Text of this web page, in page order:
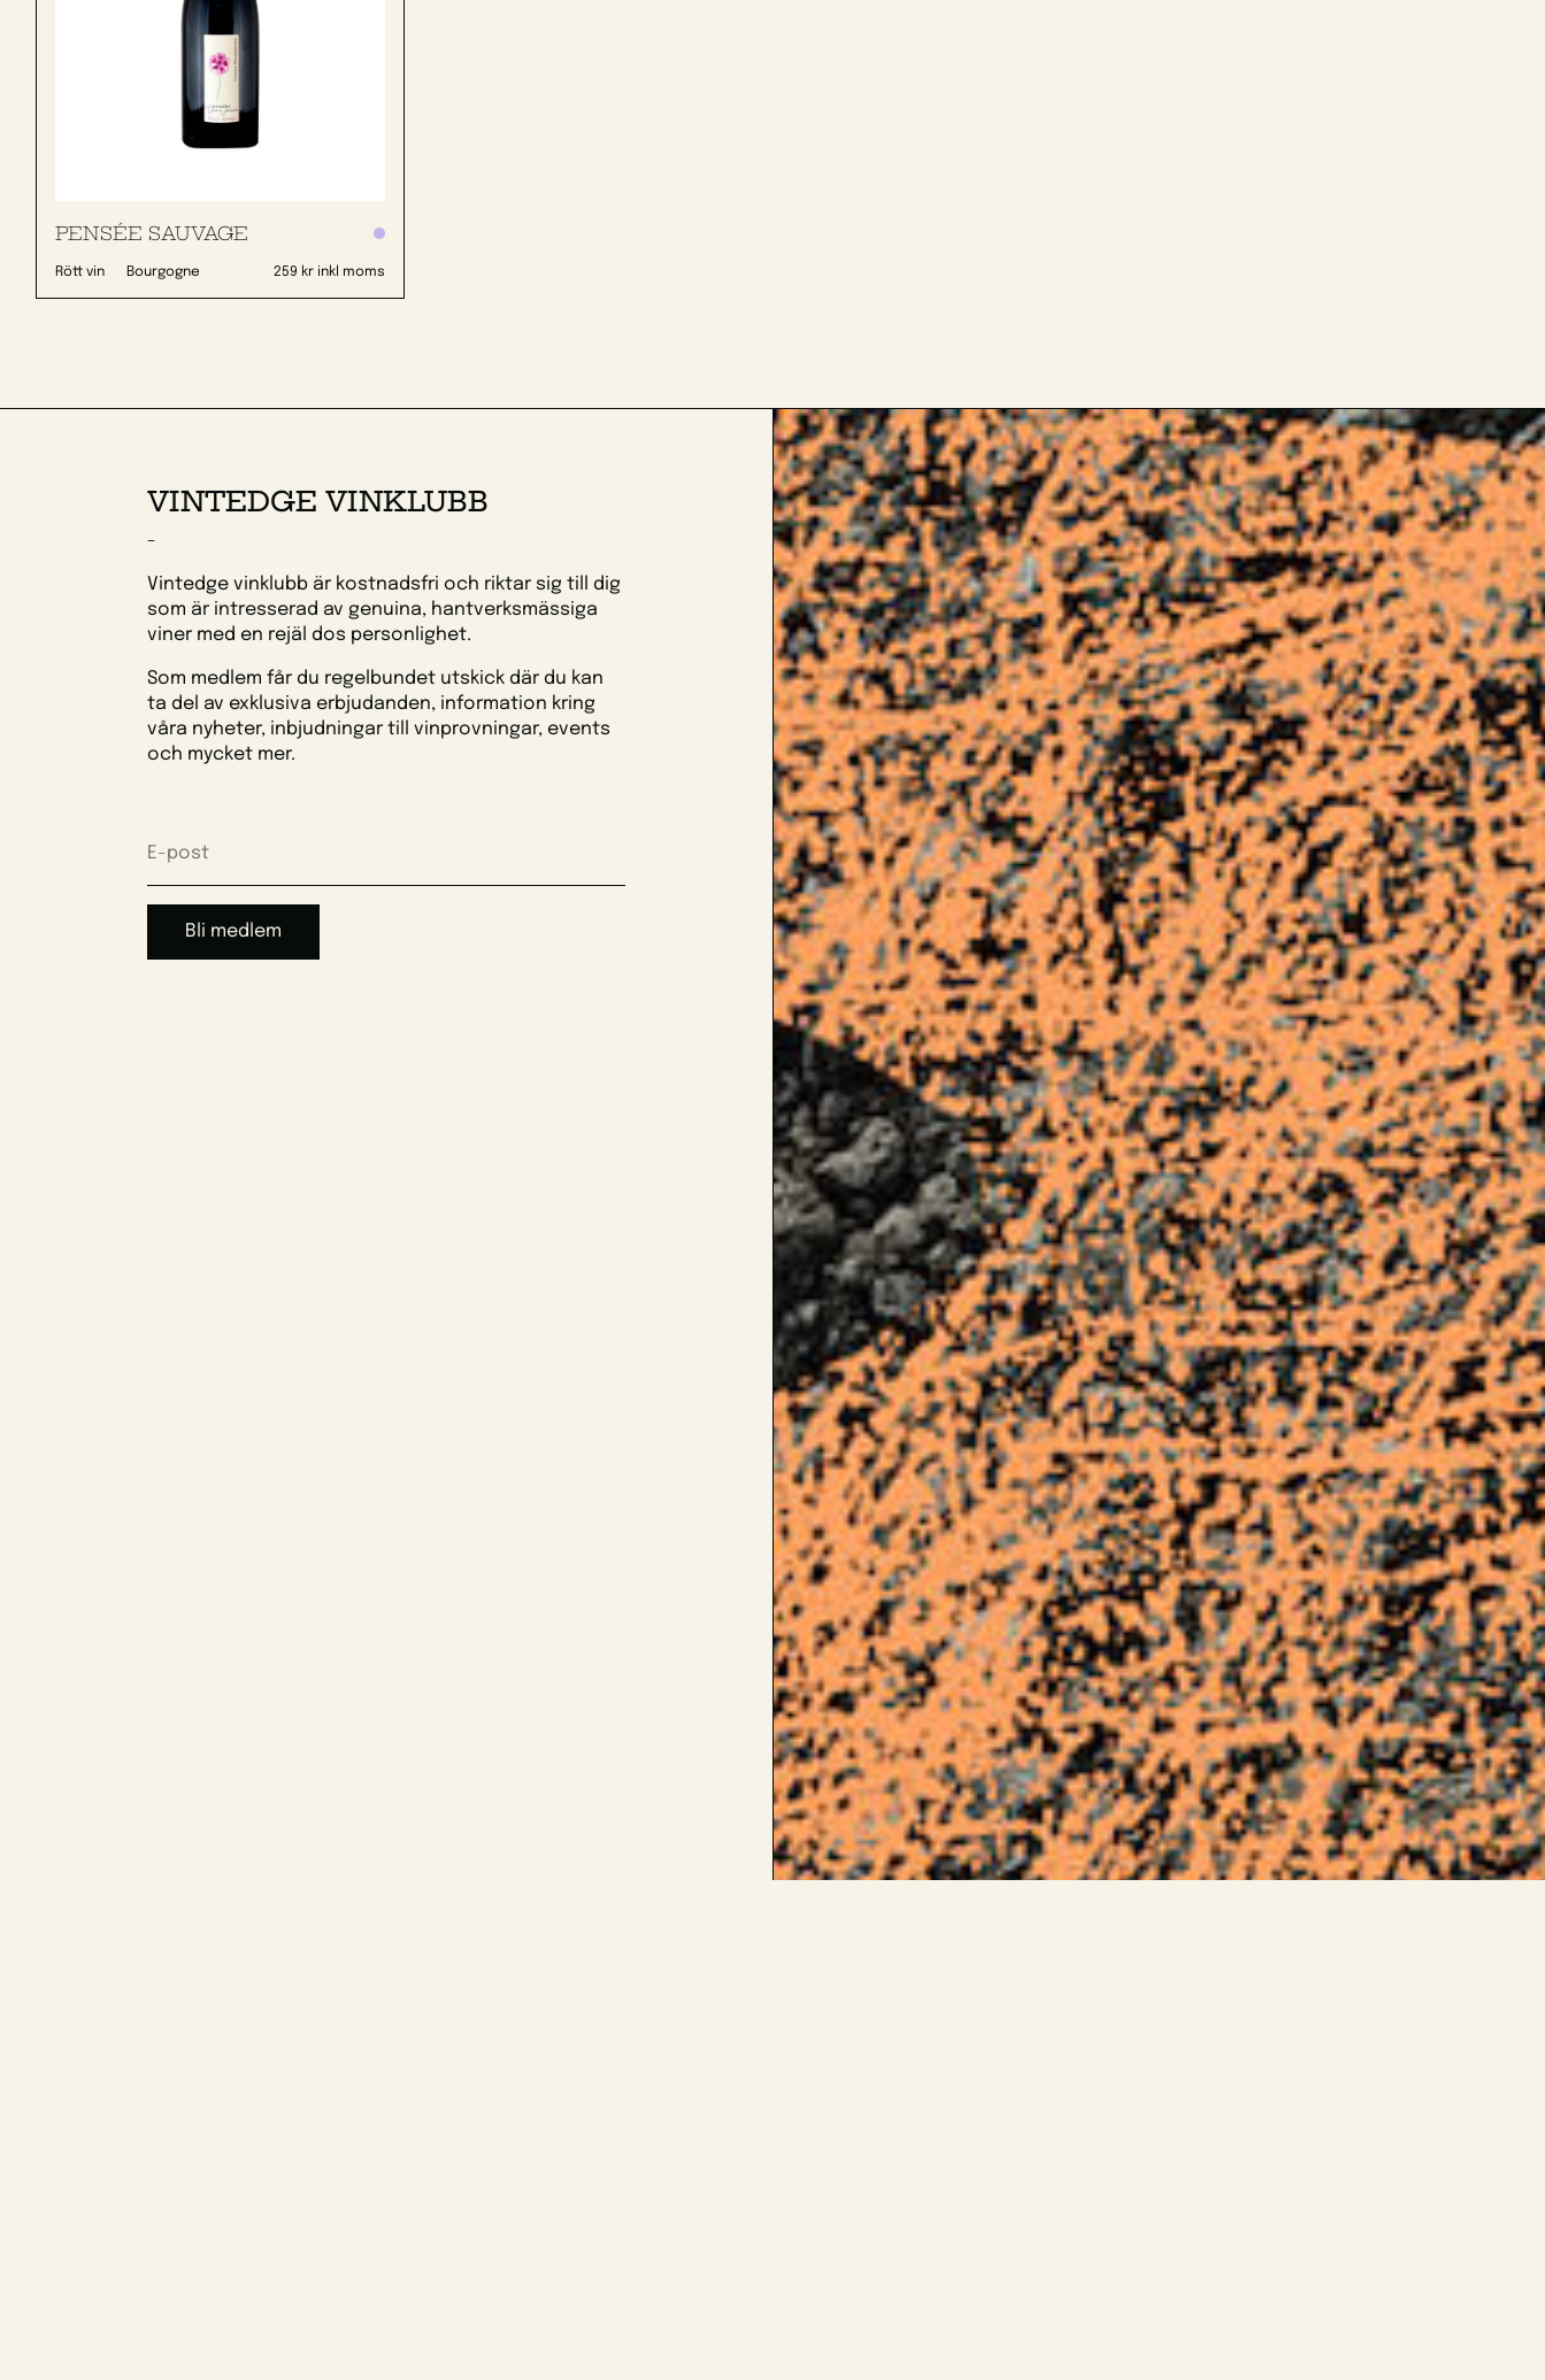
PENSÉE SAUVAGE
Rött vin Bourgogne 259 kr inkl moms
VINTEDGE VINKLUBB
-
Vintedge vinklubb är kostnadsfri och riktar sig till dig
som är intresserad av genuina, hantverksmässiga
viner med en rejäl dos personlighet.
Som medlem får du regelbundet utskick där du kan
ta del av exklusiva erbjudanden, information kring
våra nyheter, inbjudningar till vinprovningar, events
och mycket mer.
Bli medlem